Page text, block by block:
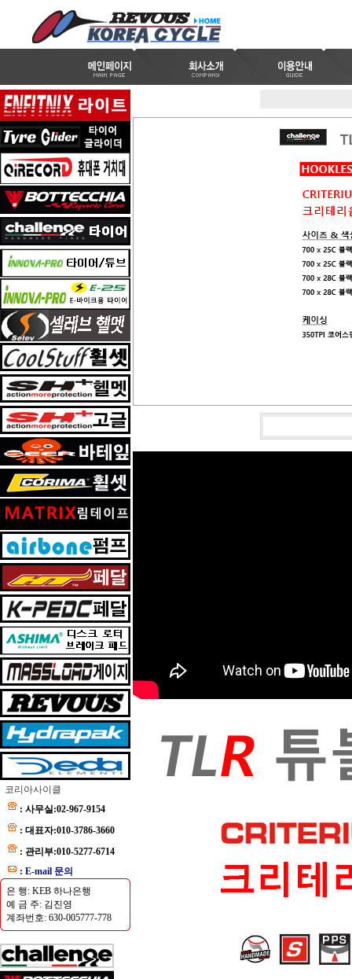
코리아사이클
: 사무실:02-967-9154
: 대표자:010-3786-3660
: 관리부:010-5277-6714
: E-mail 문의
은 행: KEB 하나은행
예 금 주: 김진영
계좌번호: 630-005777-778